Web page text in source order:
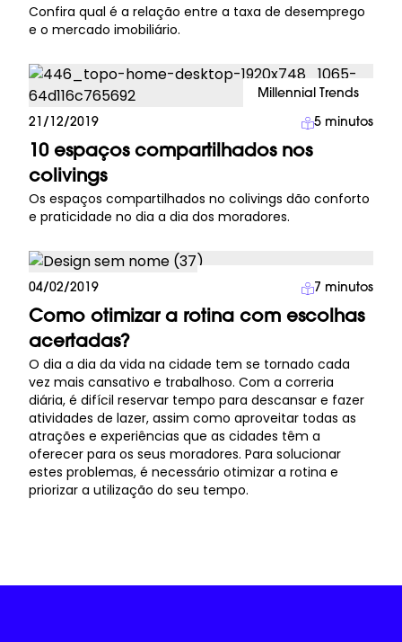
Confira qual é a relação entre a taxa de desemprego
e o mercado imobiliário.
Millennial Trends
21/12/2019 5 minutos
10 espaços compartilhados nos
colivings
Os espaços compartilhados no colivings dão conforto
e praticidade no dia a dia dos moradores.
Investimento Imobiliário
04/02/2019 7 minutos
Como otimizar a rotina com escolhas
acertadas?
O dia a dia da vida na cidade tem se tornado cada
vez mais cansativo e trabalhoso. Com a correria
diária, é difícil reservar tempo para descansar e fazer
atividades de lazer, assim como aproveitar todas as
atrações e experiências que as cidades têm a
oferecer para os seus moradores. Para solucionar
estes problemas, é necessário otimizar a rotina e
priorizar a utilização do seu tempo.